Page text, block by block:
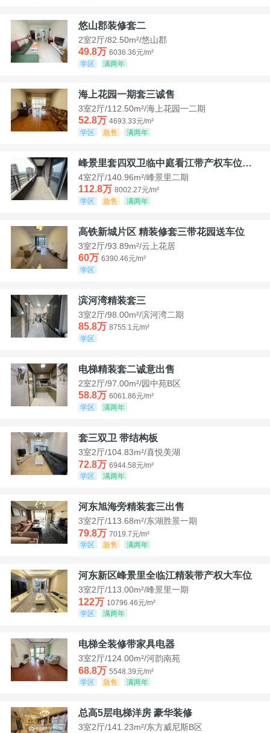
悠山郡装修套二
2室2厅/82.50m²/悠山郡
49.8万 6036.36元/m²
学区
满两年
海上花园一期套三诚售
3室2厅/112.50m²/海上花园一二期
52.8万 4693.33元/m²
学区
急售 满两年
峰景里套四双卫临中庭看江带产权车位诚售
4室2厅/140.96m²/峰景里二期
112.8万 8002.27元/m²
学区
急售 满两年
高铁新城片区 精装修套三带花园送车位
3室2厅/93.89m²/云上花居
60万 6390.46元/m²
学区
滨河湾精装套三
3室2厅/98.00m²/滨河湾二期
85.8万 8755.1元/m²
学区
电梯精装套二诚意出售
2室2厅/97.00m²/园中苑B区
58.8万 6061.86元/m²
学区
满两年
套三双卫 带结构板
3室2厅/104.83m²/喜悦美湖
72.8万 6944.58元/m²
学区
满两年
河东旭海旁精装套三出售
3室2厅/113.68m²/东湖胜景一期
79.8万 7019.7元/m²
学区
急售 满两年
河东新区峰景里全临江精装带产权大车位
3室2厅/113.00m²/峰景里一期
122万 10796.46元/m²
学区
满两年
电梯全装修带家具电器
3室2厅/124.00m²/河韵南苑
68.8万 5548.39元/m²
学区
急售 满两年
总高5层电梯洋房 豪华装修
3室2厅/141.23m²/东方威尼斯B区